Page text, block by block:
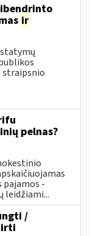
ir
straipsnio
pelnas?
-
leidžiami...
/